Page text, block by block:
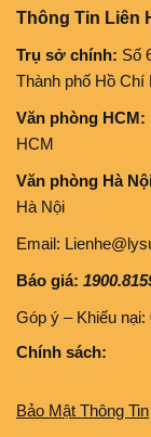
Thông Tin Liên
Trụ sở chính: Số
Thành phố Hồ Chí
Văn phòng HCM:
HCM
Văn phòng Hà
Hà Nội
Email:
Báo giá:
Góp ý – Khiếu nại:
Chính sách:
Bảo Mật Thông Tin